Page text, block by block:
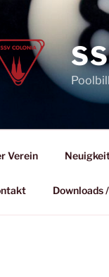
Verein
Downloads